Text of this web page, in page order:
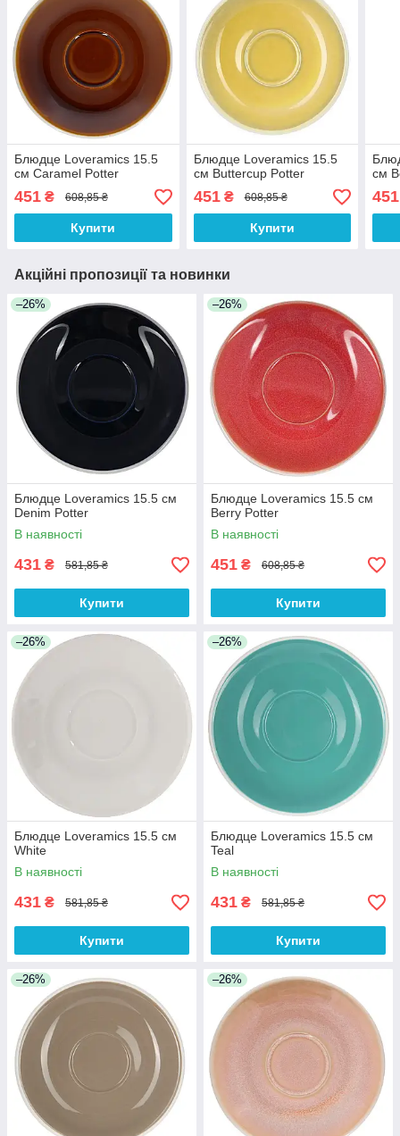
Блюдце Loveramics 15.5
см Caramel Potter
451 ₴ 608,85 ₴
Купити
Блюдце Loveramics 15.5
см Buttercup Potter
451₴ 608,85 ₴
Купити
см
451
Акційні пропозиції та новинки
–26%
Блюдце Loveramics 15.5 см
Denim Potter
В наявності
431 ₴ 581,85 ₴
Купити
–26%
Блюдце Loveramics 15.5 см
Berry Potter
В наявності
451 ₴ 608,85 ₴
Купити
–26%
Блюдце Loveramics 15.5 см
White
В наявності
431 ₴ 581,85 ₴
Купити
–26%
Блюдце Loveramics 15.5 см
Teal
В наявності
431 ₴ 581,85 ₴
Купити
–26% –26%